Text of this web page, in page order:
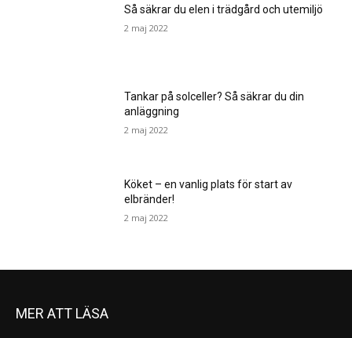
Så säkrar du elen i trädgård och utemiljö
2 maj 2022
Tankar på solceller? Så säkrar du din
anläggning
2 maj 2022
Köket – en vanlig plats för start av
elbränder!
2 maj 2022
MER ATT LÄSA